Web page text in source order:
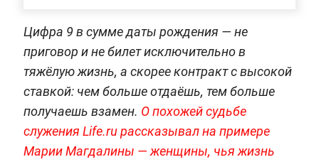
Цифра 9 в сумме даты рождения — не
приговор и не билет исключительно в
тяжёлую жизнь, а скорее контракт с высокой
ставкой: чем больше отдаёшь, тем больше
получаешь взамен. О похожей судьбе
служения Life.ru рассказывал на примере
Марии Магдалины — женщины, чья жизнь